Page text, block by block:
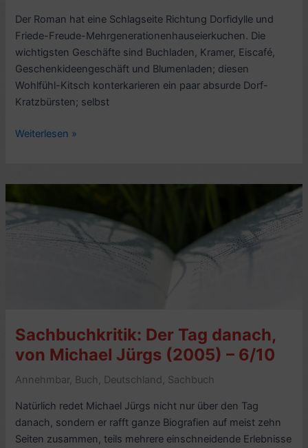
Der Roman hat eine Schlagseite Richtung Dorfidylle und
Friede-Freude-Mehrgenerationenhauseierkuchen. Die
wichtigsten Geschäfte sind Buchladen, Kramer, Eiscafé,
Geschenkideengeschäft und Blumenladen; diesen
Wohlfühl-Kitsch konterkarieren ein paar absurde Dorf-
Kratzbürsten; selbst
Romankritik:
von
sehen
–
Weiterlesen »
Sachbuchkritik: Der Tag danach,
von Michael Jürgs (2005) – 6/10
Annehmbar, Buch , Deutschland, Sachbuch
Natürlich redet Michael Jürgs nicht nur über den Tag
danach, sondern er rafft ganze Biografien auf meist zehn
Seiten zusammen, teils mehrere einschneidende Erlebnisse